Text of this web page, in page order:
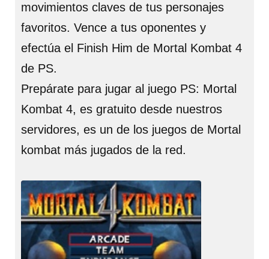
movimientos claves de tus personajes
favoritos. Vence a tus oponentes y
efectúa el Finish Him de Mortal Kombat 4
de PS.
Prepárate para jugar al juego PS: Mortal
Kombat 4, es gratuito desde nuestros
servidores, es un de los juegos de Mortal
kombat más jugados de la red.